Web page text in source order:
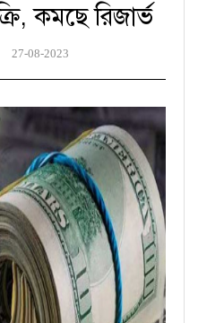
কমছে রিজার্ভ
27-08-2023